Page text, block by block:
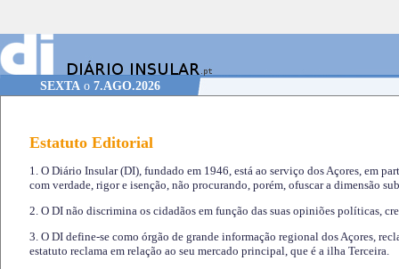
SEXTA o 7.AGO.2026
Estatuto Editorial
1. O Diário Insular (DI), fundado em 1946, está ao serviço dos Açores, em
com verdade, rigor e isenção, não procurando, porém, ofuscar a dimensão
2. O DI não discrimina os cidadãos em função das suas opiniões políticas,
3. O DI define-se como órgão de grande informação regional dos Açores,
estatuto reclama em relação ao seu mercado principal, que é a ilha Terceira.